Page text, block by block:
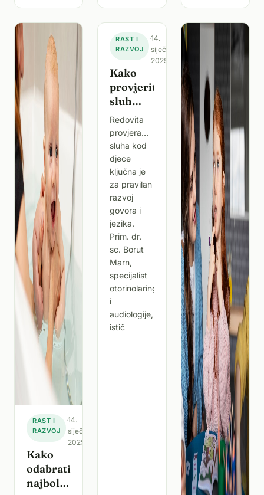
već
spremna z
za male
i velike?
govora
koje
uvelike
utječe na
komunikaciju
te pogađa
oko 70
ljudi na
svijetu.
Veliki broj
svjetski
poznatih
ličn
RAST I
RAZVOJ
·14.
siječnja
2025.
Kako
odabrati
najbolji
RAST I
RAZVOJ
·14.
siječnja
2025.
Kako
provjeriti
sluh
vašeg
djeteta
Redovita
provjera
sluha kod
djece
ključna je
za pravilan
razvoj
govora i
jezika.
Prim. dr.
sc. Borut
Marn,
specijalist
otorinolaringologije
i
audiologije,
istič